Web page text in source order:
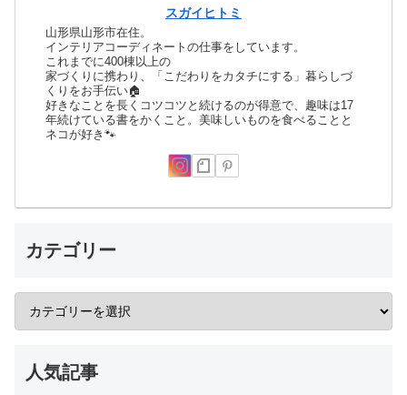
スガイヒトミ
山形県山形市在住。
インテリアコーディネートの仕事をしています。
これまでに400棟以上の
家づくりに携わり、「こだわりをカタチにする」暮らしづ
くりをお手伝い🏠
好きなことを長くコツコツと続けるのが得意で、趣味は17
年続けている書をかくこと。美味しいものを食べることと
ネコが好き🐾
カテゴリー
人気記事